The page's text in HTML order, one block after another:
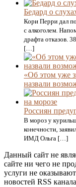
Бедард о
Кори Перри дал
с алкоголем.
драфта отказов.
[…]
«Об этом уже
назвали
Россиян
В мороз у
конечности,
ИМД Ольга […]
Данный сайт не
сайте ни чего не
услуги не
новостей RSS